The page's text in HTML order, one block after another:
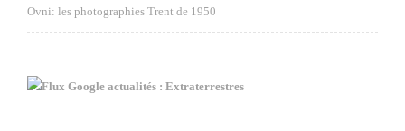
Ovni: les photographies Trent de 1950
Google actualités : Extraterrestres